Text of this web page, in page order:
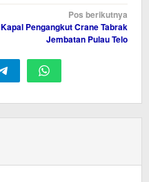
Pos berikutnya
Kapal Pengangkut Crane Tabrak
Jembatan Pulau Telo